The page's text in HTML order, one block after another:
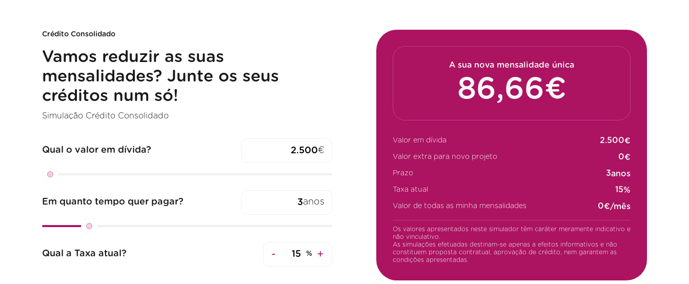
Crédito Consolidado
Vamos reduzir as suas
mensalidades? Junte os seus
créditos num só!
Simulação Crédito Consolidado
Qual o valor em dívida? €
Em quanto tempo quer pagar? anos
Qual a Taxa atual? - % +
A sua nova mensalidade única
Valor em dívida €
Valor extra para novo projeto €
Prazo anos
Taxa atual %
Valor de todas as minha mensalidades €/mês
Os valores apresentados neste simulador têm caráter meramente indicativo e
não vinculativo.
As simulações efetuadas destinam-se apenas a efeitos informativos e não
constituem proposta contratual, aprovação de crédito, nem garantem as
condições apresentadas.